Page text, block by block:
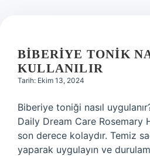
BIBERIYE TONIK
KULLANILIR
Tarih: Ekim 13, 2024
Biberiye toniği nasıl
Daily Dream Care Rosemary
son derece kolaydır. Temiz
yaparak uygulayın ve